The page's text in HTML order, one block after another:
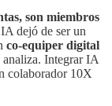
son miembros
dejó de ser un
co-equiper digital
Integrar IA
colaborador 10X